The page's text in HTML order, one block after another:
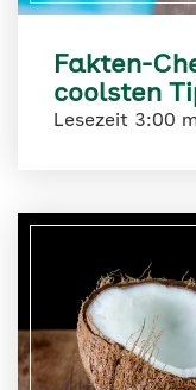
Fakten-
coolsten
Lesezeit 3:00